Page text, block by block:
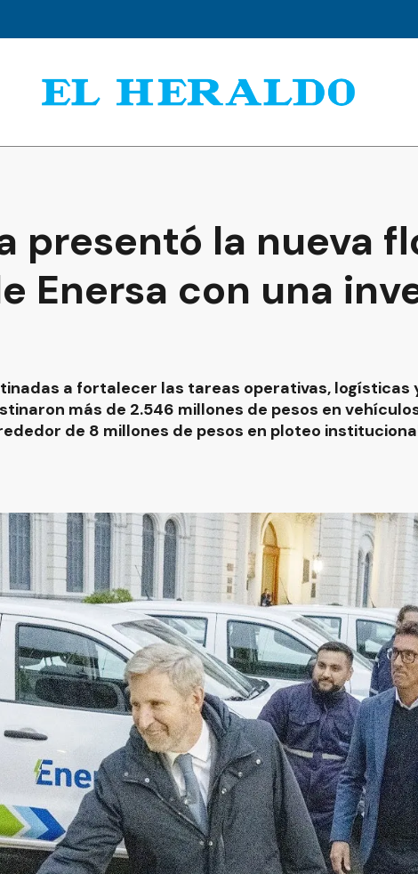
presentó la nueva
Enersa con una
a fortalecer las tareas operativas, logísticas
más de 2.546 millones de pesos en
de 8 millones de pesos en ploteo